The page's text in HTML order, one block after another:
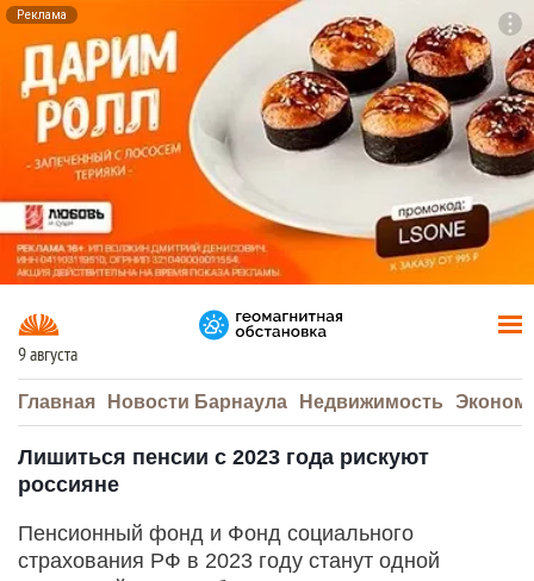
Реклама
9 августа
Главная Новости Барнаула Недвижимость
Лишиться пенсии с 2023 года рискуют
россияне
Пенсионный фонд и Фонд социального
страхования РФ в 2023 году станут одной